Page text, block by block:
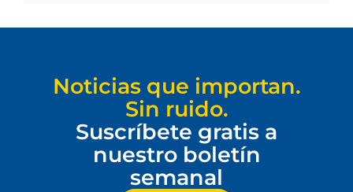
Noticias que importan.
Sin ruido.
Suscríbete gratis a
nuestro boletín
semanal